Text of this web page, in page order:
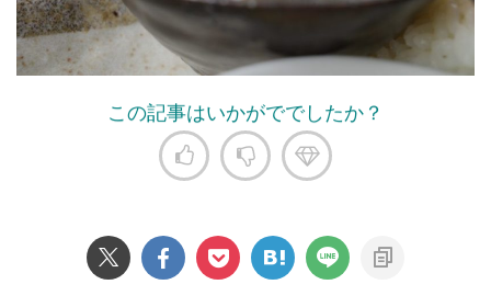
この記事はいかがででしたか？